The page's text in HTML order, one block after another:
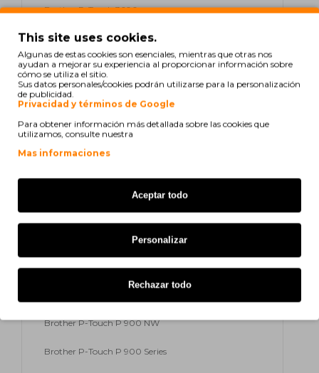
Brother P-Touch 3600
Brother P-Touch 550
Brother P-Touch 9200 DX
Brother P-Touch 9200 PC
Brother P-Touch 9200 Series
Brother P-Touch 9400
Brother P-Touch 9500 PC
Brother P-Touch 9700 PC
Brother P-Touch 9800 PCN
Brother P-Touch P 900 NW
Brother P-Touch P 900 Series
This site uses cookies.
Algunas de estas cookies son esenciales, mientras que otras nos
ayudan a mejorar su experiencia al proporcionar información sobre
cómo se utiliza el sitio.
Sus datos personales/cookies podrán utilizarse para la personalización
de publicidad.
Privacidad y términos de Google
Para obtener información más detallada sobre las cookies que
utilizamos, consulte nuestra
Mas informaciones
Aceptar todo
Personalizar
Rechazar todo